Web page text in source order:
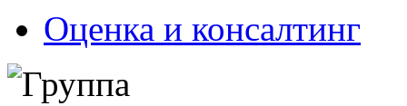
Оценка и консалтинг